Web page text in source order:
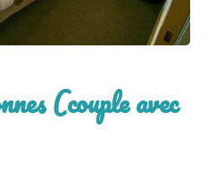
(couple avec